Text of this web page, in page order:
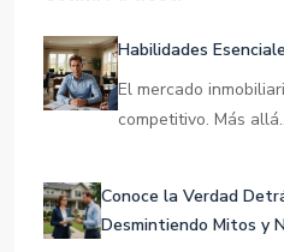
Habilidades
El mercado
competitivo. Más
Conoce la Verdad
Desmintiendo Mitos y